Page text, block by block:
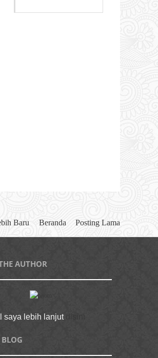
Baru Posting Lama
Beranda
AUTHOR
saya lebih lanjut